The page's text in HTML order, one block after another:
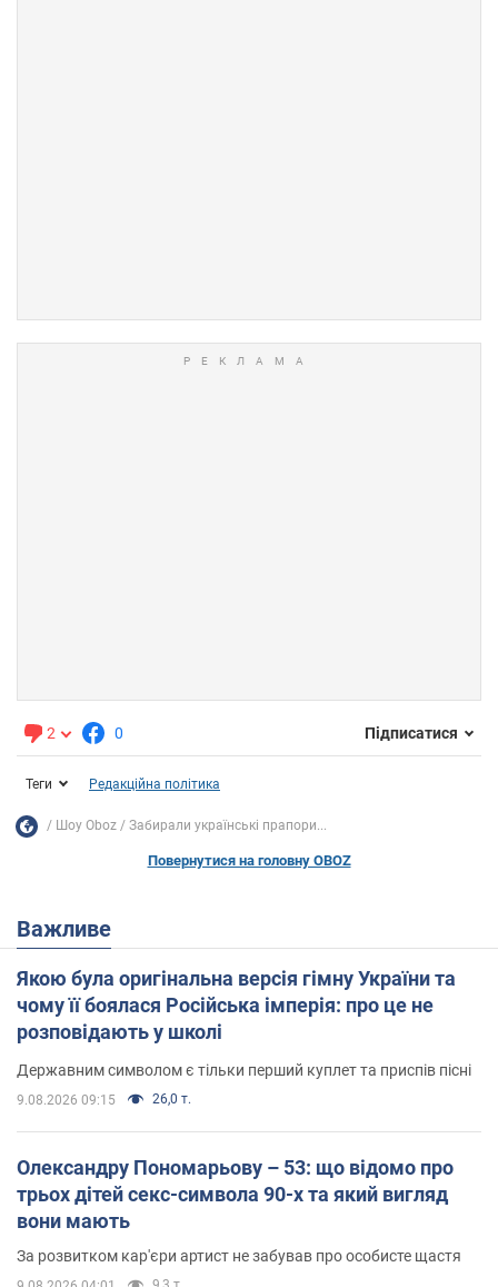
2 0 Підписатися
Теги Редакційна політика
Шоу Oboz Забирали українські прапори...
Повернутися на головну OBOZ
Важливе
Якою була оригінальна версія гімну України та
чому її боялася Російська імперія: про це не
розповідають у школі
Державним символом є тільки перший куплет та приспів пісні
9.08.2026 09:15 26,0 т.
Олександру Пономарьову – 53: що відомо про
трьох дітей секс-символа 90-х та який вигляд
вони мають
За розвитком кар'єри артист не забував про особисте щастя